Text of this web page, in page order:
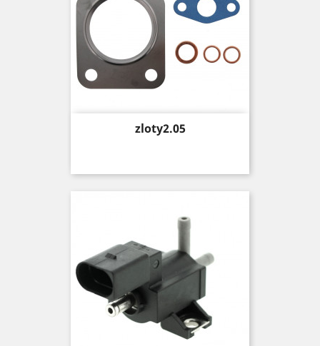
Price
zloty2.05